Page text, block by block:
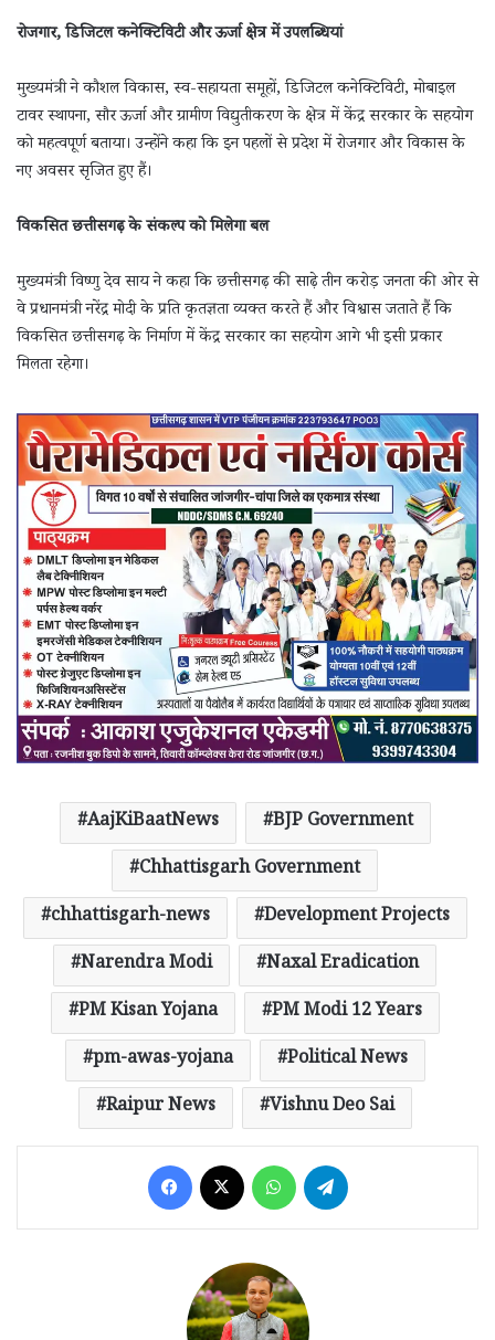
रोजगार, डिजिटल कनेक्टिविटी और ऊर्जा क्षेत्र में उपलब्धियां
मुख्यमंत्री ने कौशल विकास, स्व-सहायता समूहों, डिजिटल कनेक्टिविटी, मोबाइल
टावर स्थापना, सौर ऊर्जा और ग्रामीण विद्युतीकरण के क्षेत्र में केंद्र सरकार के सहयोग
को महत्वपूर्ण बताया। उन्होंने कहा कि इन पहलों से प्रदेश में रोजगार और विकास के
नए अवसर सृजित हुए हैं।
विकसित छत्तीसगढ़ के संकल्प को मिलेगा बल
मुख्यमंत्री विष्णु देव साय ने कहा कि छत्तीसगढ़ की साढ़े तीन करोड़ जनता की ओर से
वे प्रधानमंत्री नरेंद्र मोदी के प्रति कृतज्ञता व्यक्त करते हैं और विश्वास जताते हैं कि
विकसित छत्तीसगढ़ के निर्माण में केंद्र सरकार का सहयोग आगे भी इसी प्रकार
मिलता रहेगा।
AajKiBaatNews
BJP Government
Chhattisgarh Government
chhattisgarh-news
Development Projects
Narendra Modi
Naxal Eradication
PM Kisan Yojana
PM Modi 12 Years
pm-awas-yojana
Political News
Raipur News
Vishnu Deo Sai
Facebook WhatsApp